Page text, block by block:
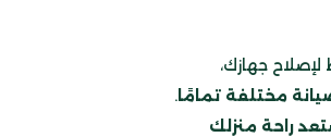
جهازك،
مختلفة تمامًا.
راحة منزلك